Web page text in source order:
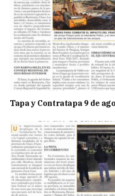
Tapa y Contratapa 9 de